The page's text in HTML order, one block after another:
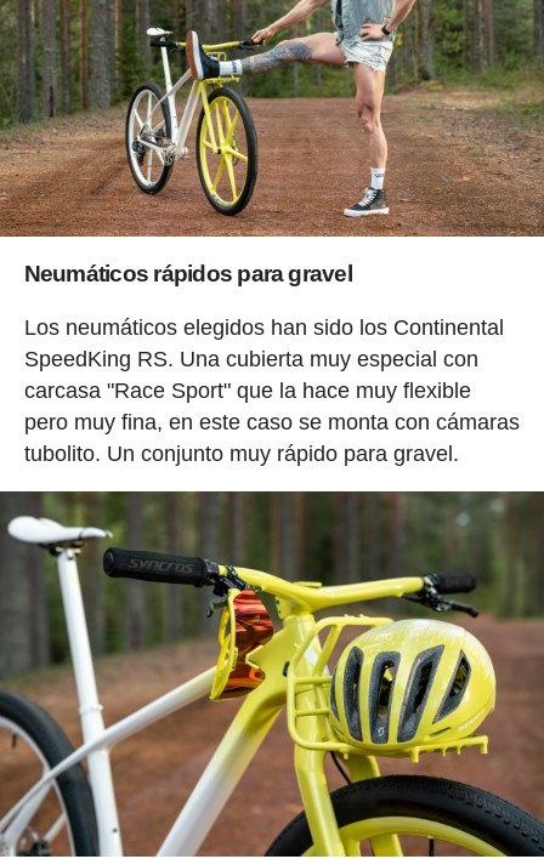
Neumáticos rápidos para gravel
Los neumáticos elegidos han sido los Continental
SpeedKing RS. Una cubierta muy especial con
carcasa "Race Sport" que la hace muy flexible
pero muy fina, en este caso se monta con cámaras
tubolito. Un conjunto muy rápido para gravel.